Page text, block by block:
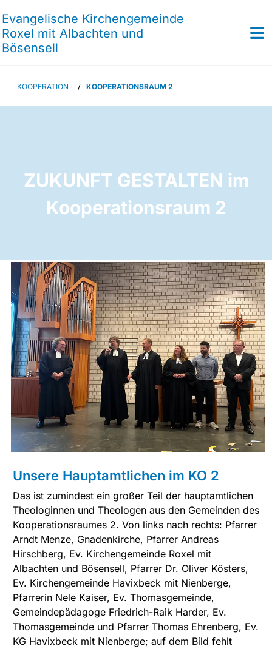
Evangelische Kirchengemeinde
Roxel mit Albachten und
Bösensell
KOOPERATION / KOOPERATIONSRAUM 2
ZUKUNFT GESTALTEN im
Kooperationsraum 2
Unsere Hauptamtlichen im KO 2
Das ist zumindest ein großer Teil der hauptamtlichen
Theologinnen und Theologen aus den Gemeinden des
Kooperationsraumes 2. Von links nach rechts: Pfarrer
Arndt Menze, Gnadenkirche, Pfarrer Andreas
Hirschberg, Ev. Kirchengemeinde Roxel mit
Albachten und Bösensell, Pfarrer Dr. Oliver Kösters,
Ev. Kirchengemeinde Havixbeck mit Nienberge,
Pfarrerin Nele Kaiser, Ev. Thomasgemeinde,
Gemeindepädagoge Friedrich-Raik Harder, Ev.
Thomasgemeinde und Pfarrer Thomas Ehrenberg, Ev.
KG Havixbeck mit Nienberge; auf dem Bild fehlt